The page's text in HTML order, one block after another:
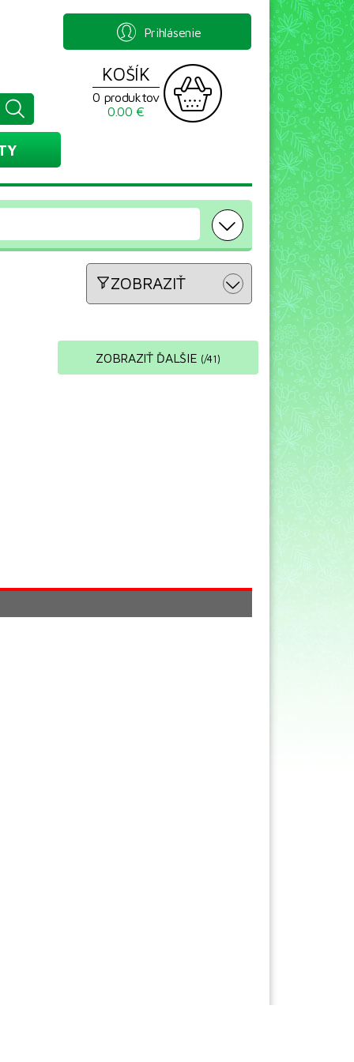
Prihlásenie
KOŠÍK
0 produktov
0.00 €
ZOBRAZIŤ
ZOBRAZIŤ ĎALŠIE (/41)